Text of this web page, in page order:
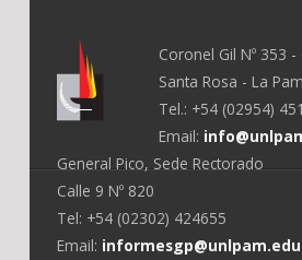
Coronel Gil Nº 353 -
Santa Rosa - La
Tel.: +54 (02954)
Email:
General Pico, Sede Rectorado
Calle 9 Nº 820
Tel: +54 (02302) 424655
Email: